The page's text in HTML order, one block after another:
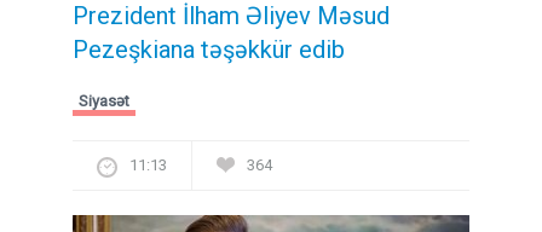
Prezident İlham Əliyev Məsud
Pezeşkiana təşəkkür edib
Siyasət
11:13 364